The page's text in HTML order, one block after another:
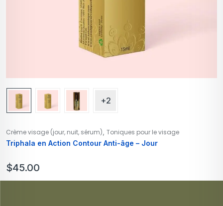
+2
Crème visage (jour, nuit, sérum) Toniques pour le visage
Triphala en Action Contour Anti-âge – Jour
$45.00